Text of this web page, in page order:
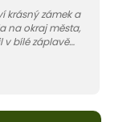
krásný zámek a
na okraj města,
v bílé záplavě
vznikl.